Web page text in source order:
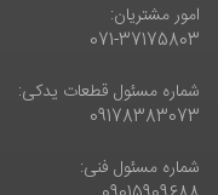
امور مشتریان:
071-37175803
شماره مسئول قطعات یدکی:
09178383073
شماره مسئول فنی: